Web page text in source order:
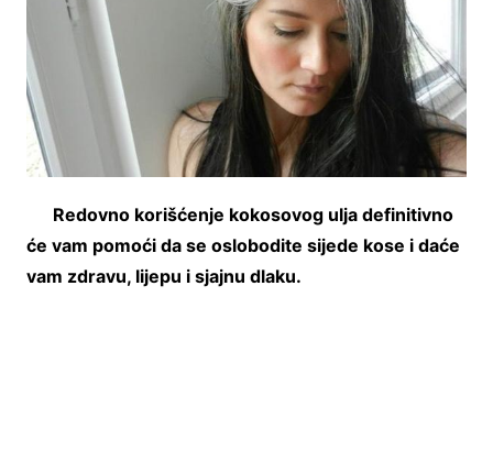
Redovno korišćenje kokosovog ulja definitivno
će vam pomoći da se oslobodite sijede kose i daće
vam zdravu, lijepu i sjajnu dlaku.